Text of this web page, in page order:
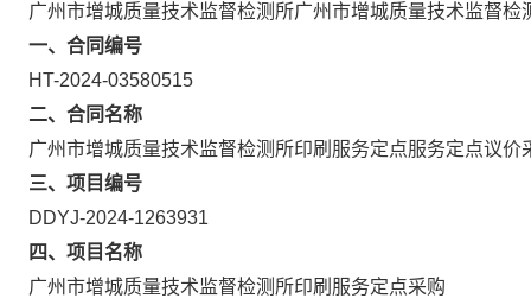
广州市增城质量技术监督检测所广州市增城质量技术监督
一、合同编号
HT-2024-03580515
二、合同名称
广州市增城质量技术监督检测所印刷服务定点服务定点议价
三、项目编号
DDYJ-2024-1263931
四、项目名称
广州市增城质量技术监督检测所印刷服务定点采购